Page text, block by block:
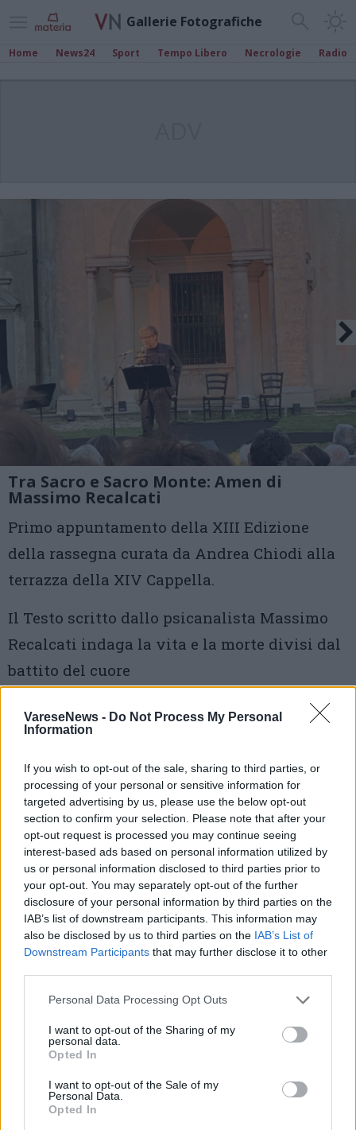
VareseNews - Do Not Process My Personal
Information
If you wish to opt-out of the sale, sharing to third parties, or
processing of your personal or sensitive information for
targeted advertising by us, please use the below opt-out
section to confirm your selection. Please note that after your
opt-out request is processed you may continue seeing
interest-based ads based on personal information utilized by
us or personal information disclosed to third parties prior to
your opt-out. You may separately opt-out of the further
disclosure of your personal information by third parties on the
IAB’s list of downstream participants. This information may
also be disclosed by us to third parties on the IAB’s List of
Downstream Participants that may further disclose it to other
Personal Data Processing Opt Outs
I want to opt-out of the Sharing of my
personal data.
Opted In
I want to opt-out of the Sale of my
Personal Data.
Opted In
Gallerie Fotografiche
Home News24 Sport Tempo Libero Necrologie Radio
Tra Sacro e Sacro Monte: Amen di
Massimo Recalcati
Primo appuntamento della XIII Edizione
della rassegna curata da Andrea Chiodi alla
terrazza della XIV Cappella.
Il Testo scritto dallo psicanalista Massimo
Recalcati indaga la vita e la morte divisi dal
battito del cuore
1 di 17
Leggi l'articolo:
L’Amen di Massimo Recalcati incanta il pubblico del
primo appuntamento di Tra Sacro e Sacro Monte
ADV